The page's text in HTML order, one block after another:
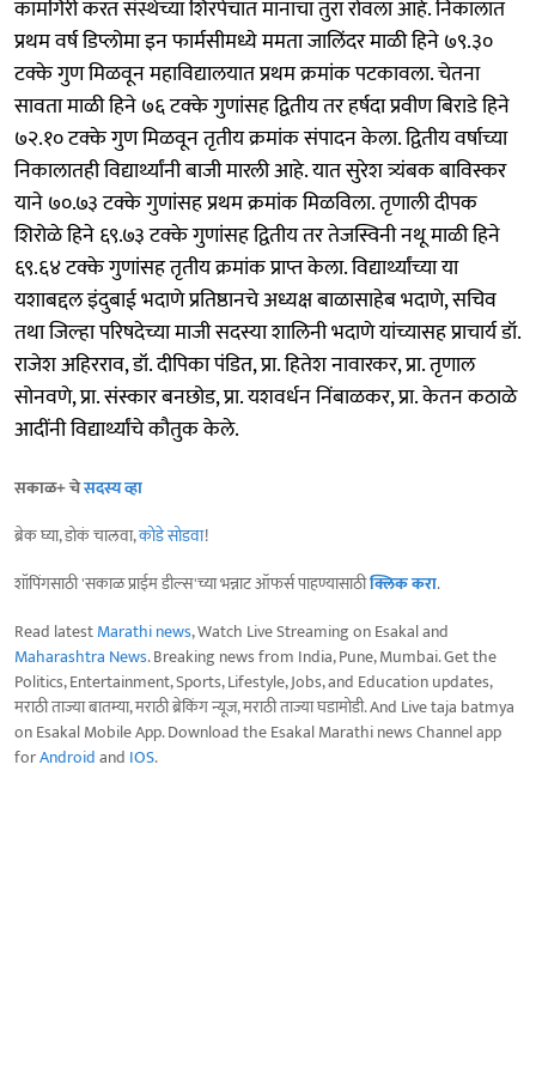
कामगिरी करत संस्थेच्या शिरपेचात मानाचा तुरा रोवला आहे. निकालात
प्रथम वर्ष डिप्लोमा इन फार्मसीमध्ये ममता जालिंदर माळी हिने ७९.३०
टक्के गुण मिळवून महाविद्यालयात प्रथम क्रमांक पटकावला. चेतना
सावता माळी हिने ७६ टक्के गुणांसह द्वितीय तर हर्षदा प्रवीण बिराडे हिने
७२.१० टक्के गुण मिळवून तृतीय क्रमांक संपादन केला. द्वितीय वर्षाच्या
निकालातही विद्यार्थ्यांनी बाजी मारली आहे. यात सुरेश त्र्यंबक बाविस्कर
याने ७०.७३ टक्के गुणांसह प्रथम क्रमांक मिळविला. तृणाली दीपक
शिरोळे हिने ६९.७३ टक्के गुणांसह द्वितीय तर तेजस्विनी नथू माळी हिने
६९.६४ टक्के गुणांसह तृतीय क्रमांक प्राप्त केला. विद्यार्थ्यांच्या या
यशाबद्दल इंदुबाई भदाणे प्रतिष्ठानचे अध्यक्ष बाळासाहेब भदाणे, सचिव
तथा जिल्हा परिषदेच्या माजी सदस्या शालिनी भदाणे यांच्यासह प्राचार्य डॉ.
राजेश अहिरराव, डॉ. दीपिका पंडित, प्रा. हितेश नावारकर, प्रा. तृणाल
सोनवणे, प्रा. संस्कार बनछोड, प्रा. यशवर्धन निंबाळकर, प्रा. केतन कठाळे
आदींनी विद्यार्थ्यांचे कौतुक केले.
सकाळ+ चेसदस्य व्हा
ब्रेक घ्या, डोकं चालवा,कोडे सोडवा!
शॉपिंगसाठी 'सकाळ प्राईम डील्स'च्या भन्नाट ऑफर्स पाहण्यासाठीक्लिक करा.
Read latestMarathi news, Watch Live Streaming on Esakal and
Maharashtra News. Breaking news from India, Pune, Mumbai. Get the
Politics, Entertainment, Sports, Lifestyle, Jobs, and Education updates,
मराठी ताज्या बातम्या, मराठी ब्रेकिंग न्यूज, मराठी ताज्या घडामोडी. And Live taja batmya
on Esakal Mobile App. Download the Esakal Marathi news Channel app
forAndroidand IOS.